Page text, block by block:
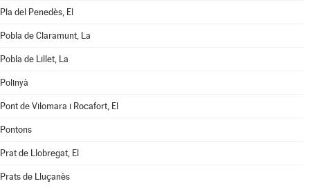
Pla del Penedès, El
Pobla de Claramunt, La
Pobla de Lillet, La
Polinyà
Pont de Vilomara i Rocafort, El
Pontons
Prat de Llobregat, El
Prats de Lluçanès